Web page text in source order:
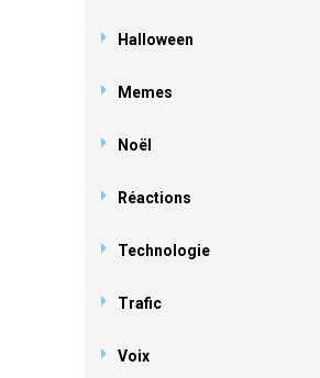
Halloween
Memes
Noël
Réactions
Technologie
Trafic
Voix